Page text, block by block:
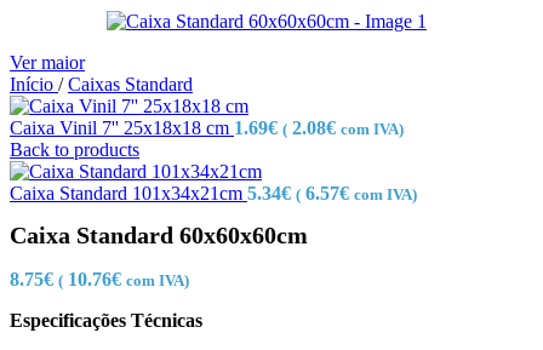
Ver maior
Início / Caixas Standard
Caixa Vinil 7'' 25x18x18 cm 1.69€ ( 2.08€ com IVA)
Back to products
Caixa Standard 101x34x21cm 5.34€ ( 6.57€ com IVA)
Caixa Standard 60x60x60cm
8.75€ ( 10.76€ com IVA)
Especificações Técnicas